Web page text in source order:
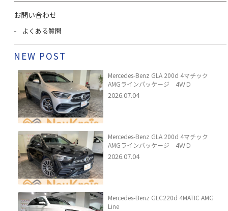
お問い合わせ
よくある質問
NEW POST
Mercedes-Benz GLA 200d 4マチック
AMGラインパッケージ 4ＷＤ
2026.07.04
Mercedes-Benz GLA 200d 4マチック
AMGラインパッケージ 4ＷＤ
2026.07.04
Mercedes-Benz GLC220d 4MATIC AMG
Line